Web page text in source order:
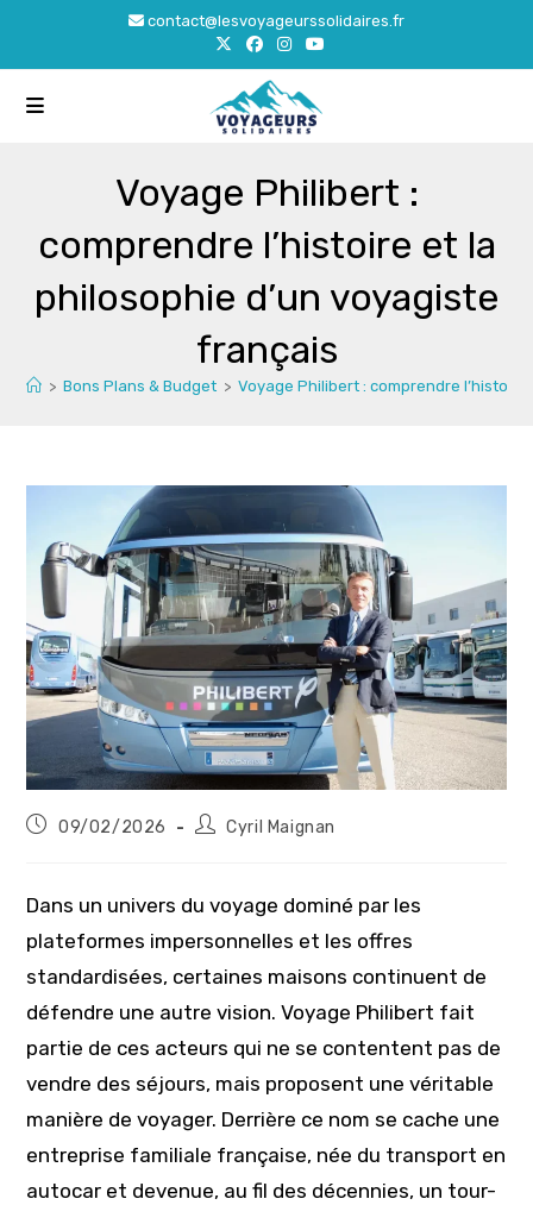
content
contact@lesvoyageurssolidaires.fr
Voyage Philibert :
comprendre l’histoire et la
philosophie d’un voyagiste
français
> Bons Plans & Budget > Voyage Philibert : comprendre
Publication
09/02/2026
Auteur/autrice
Cyril Maignan
Dans un univers du voyage dominé par les
plateformes impersonnelles et les offres
standardisées, certaines maisons continuent de
défendre une autre vision. Voyage Philibert fait
partie de ces acteurs qui ne se contentent pas de
vendre des séjours, mais proposent une véritable
manière de voyager. Derrière ce nom se cache une
entreprise familiale française, née du transport en
autocar et devenue, au fil des décennies, un tour-